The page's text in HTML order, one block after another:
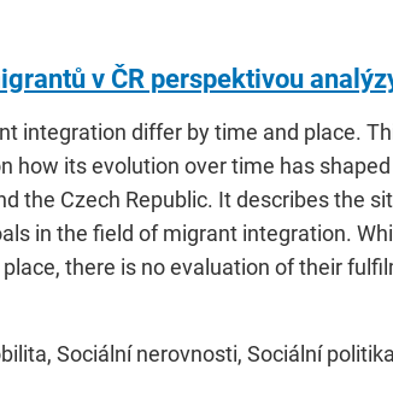
v ČR perspektivou
integration differ by time and place.
how its evolution over time has
the Czech Republic. It describes the
in the field of migrant integration.
there is no evaluation of their
Sociální nerovnosti, Sociální